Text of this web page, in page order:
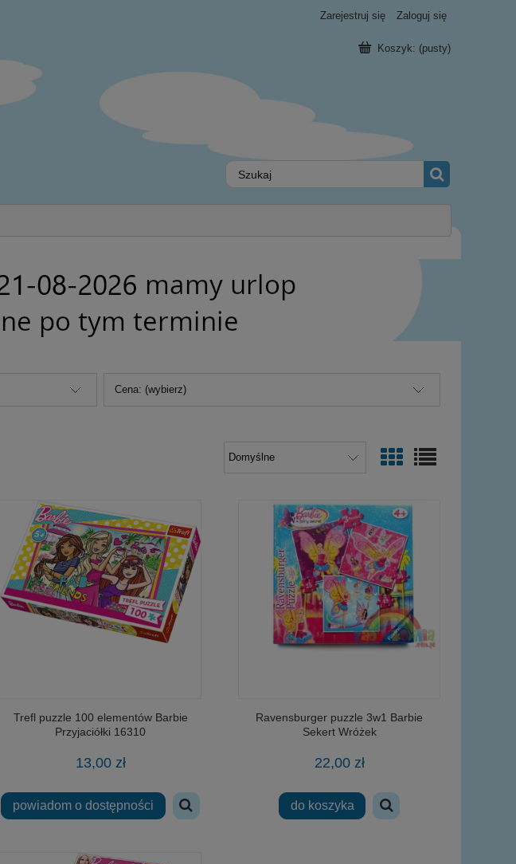
Zarejestruj się Zaloguj się
Koszyk: (pusty)
Cena: (wybierz)
Trefl puzzle 100 elementów Barbie
Przyjaciółki 16310
13,00 zł
powiadom o dostępności
Ravensburger puzzle 3w1 Barbie
Sekert Wróżek
22,00 zł
do koszyka